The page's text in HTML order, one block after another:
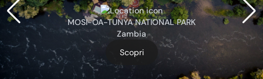
MOSI-OA-TUNYA NATIONAL PARK
Zambia
Scopri